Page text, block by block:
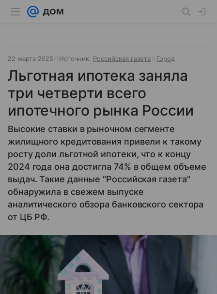
22 марта 2025 Источник: Российская газета Город
Льготная ипотека заняла
три четверти всего
ипотечного рынка России
Высокие ставки в рыночном сегменте
жилищного кредитования привели к такому
росту доли льготной ипотеки, что к концу
2024 года она достигла 74% в общем объеме
выдач. Такие данные "Российская газета"
обнаружила в свежем выпуске
аналитического обзора банковского сектора
от ЦБ РФ.